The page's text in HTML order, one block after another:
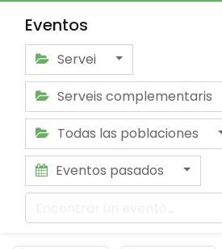
Eventos
Servei
Serveis complementaris
Todas las poblaciones
Eventos pasados